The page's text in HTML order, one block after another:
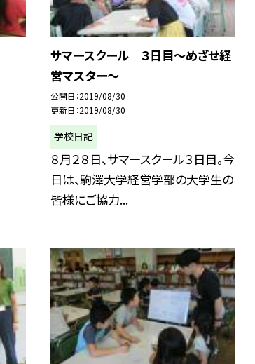
サマースクール ３日目〜めざせ経
営マスター〜
公開日 2019/08/30
更新日 2019/08/30
学校日記
８月２８日、サマースクール３日目。今
日は、駒澤大学経営学部の大学生の
皆様にご協力...